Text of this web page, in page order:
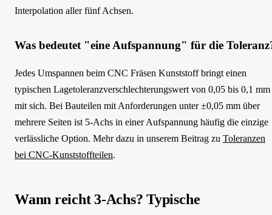
Interpolation aller fünf Achsen.
Was bedeutet "eine Aufspannung" für die
Jedes Umspannen beim CNC Fräsen Kunststoff bringt einen
typischen Lagetoleranzverschlechterungswert von 0,05 bis 0,1 mm
mit sich. Bei Bauteilen mit Anforderungen unter ±0,05 mm über
mehrere Seiten ist 5-Achs in einer Aufspannung häufig die einzige
verlässliche Option. Mehr dazu in unserem Beitrag zu Toleranzen
bei CNC-Kunststoffteilen.
Wann reicht 3-Achs? Typische